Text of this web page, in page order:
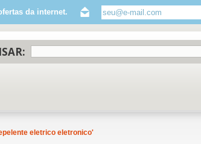
da internet.
eletrico eletronico'